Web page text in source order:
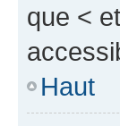
que <
Haut